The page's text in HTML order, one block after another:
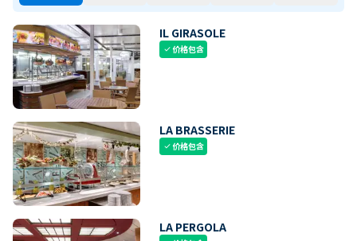
IL GIRASOLE
check价格包含
LA BRASSERIE
check价格包含
LA PERGOLA